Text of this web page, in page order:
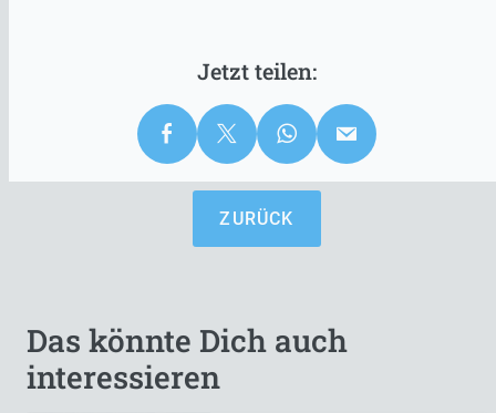
ZURÜCK
Das könnte Dich auch
interessieren